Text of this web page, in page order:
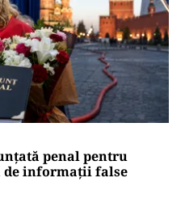
penal pentru
de informații false